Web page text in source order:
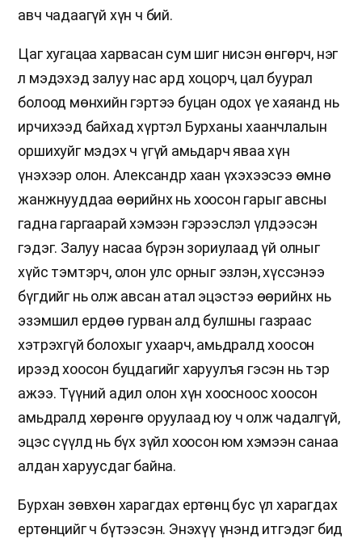
авч чадаагүй хүн ч бий.
Цаг хугацаа харвасан сум шиг нисэн өнгөрч, нэг
л мэдэхэд залуу нас ард хоцорч, цал буурал
болоод мөнхийн гэртээ буцан одох үе хаяанд нь
ирчихээд байхад хүртэл Бурханы хаанчлалын
оршихуйг мэдэх ч үгүй амьдарч яваа хүн
үнэхээр олон. Александр хаан үхэхээсээ өмнө
жанжнууддаа өөрийнх нь хоосон гарыг авсны
гадна гаргаарай хэмээн гэрээслэл үлдээсэн
гэдэг. Залуу насаа бүрэн зориулаад үй олныг
хүйс тэмтэрч, олон улс орныг эзлэн, хүссэнээ
бүгдийг нь олж авсан атал эцэстээ өөрийнх нь
эзэмшил ердөө гурван алд булшны газраас
хэтрэхгүй болохыг ухаарч, амьдралд хоосон
ирээд хоосон буцдагийг харуулъя гэсэн нь тэр
ажээ. Түүний адил олон хүн хоосноос хоосон
амьдралд хөрөнгө оруулаад юу ч олж чадалгүй,
эцэс сүүлд нь бүх зүйл хоосон юм хэмээн санаа
алдан харуусдаг байна.
Бурхан зөвхөн харагдах ертөнц бус үл харагдах
ертөнцийг ч бүтээсэн. Энэхүү үнэнд итгэдэг бид